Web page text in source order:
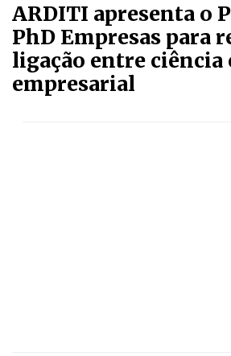
ARDITI apresenta o
PhD Empresas para
ligação entre ciência
empresarial